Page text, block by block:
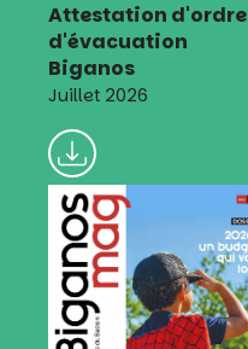
Attestation d'ordre
d'évacuation
Biganos
Juillet 2026